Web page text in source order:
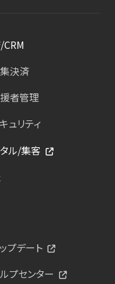
決済
者管理
ュリティ
ル/集客
プデート
プセンター